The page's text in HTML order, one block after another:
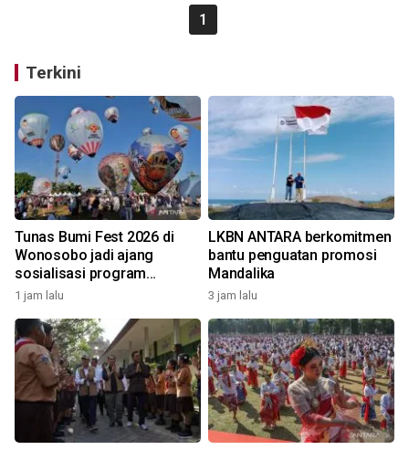
1
Terkini
Tunas Bumi Fest 2026 di
Wonosobo jadi ajang
sosialisasi program
pemerintah lewat balon
1 jam lalu
LKBN ANTARA berkomitmen
bantu penguatan promosi
Mandalika
3 jam lalu